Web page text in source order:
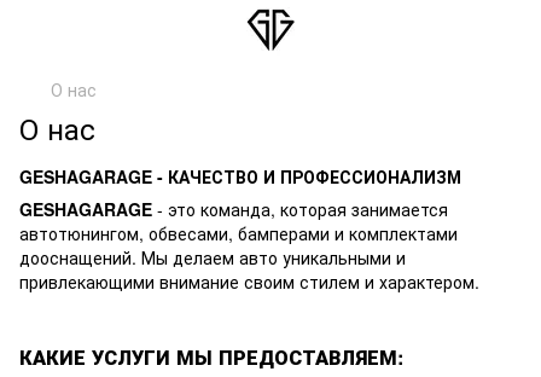
О нас
О нас
GESHAGARAGE - КАЧЕСТВО И ПРОФЕССИОНАЛИЗМ
GESHAGARAGE - это команда, которая занимается
автотюнингом, обвесами, бамперами и комплектами
дооснащений. Мы делаем авто уникальными и
привлекающими внимание своим стилем и характером.
КАКИЕ УСЛУГИ МЫ ПРЕДОСТАВЛЯЕМ: